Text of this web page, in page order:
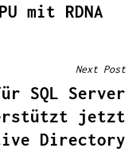
mit RDNA
Next Post
SQL Server
jetzt
Directory